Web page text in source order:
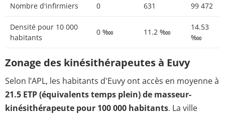
Nombre d'infirmiers 0 631 99 472
Densité pour 10 000
habitants
0 ‱ 11.2 ‱
14.53
‱
Zonage des kinésithérapeutes à Euvy
Selon l’APL, les habitants d'Euvy ont accès en moyenne à
21.5 ETP (équivalents temps plein) de masseur-
kinésithérapeute pour 100 000 habitants. La ville